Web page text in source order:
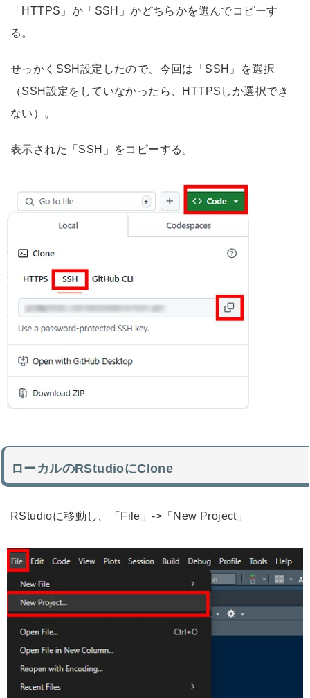
「HTTPS」か「SSH」かどちらかを選んでコピーす
る。
せっかくSSH設定したので、今回は「SSH」を選択
（SSH設定をしていなかったら、HTTPSしか選択でき
ない）。
表示された「SSH」をコピーする。
ローカルのRStudioにClone
RStudioに移動し、「File」->「New Project」